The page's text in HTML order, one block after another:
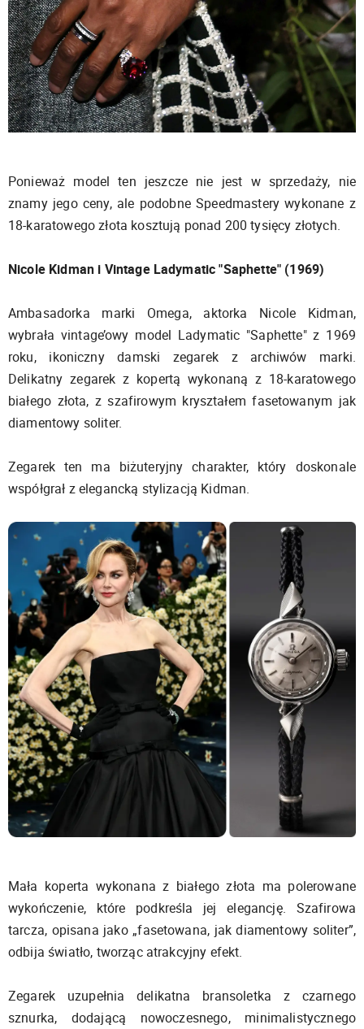
Ponieważ model ten jeszcze nie jest w sprzedaży, nie
znamy jego ceny, ale podobne Speedmastery wykonane z
18-karatowego złota kosztują ponad 200 tysięcy złotych.
Nicole Kidman i Vintage Ladymatic "Saphette" (1969)
Ambasadorka marki Omega, aktorka Nicole Kidman,
wybrała vintage’owy model Ladymatic "Saphette" z 1969
roku, ikoniczny damski zegarek z archiwów marki.
Delikatny zegarek z kopertą wykonaną z 18-karatowego
białego złota, z szafirowym kryształem fasetowanym jak
diamentowy soliter.
Zegarek ten ma biżuteryjny charakter, który doskonale
współgrał z elegancką stylizacją Kidman.
Mała koperta wykonana z białego złota ma polerowane
wykończenie, które podkreśla jej elegancję. Szafirowa
tarcza, opisana jako „fasetowana, jak diamentowy soliter”,
odbija światło, tworząc atrakcyjny efekt.
Zegarek uzupełnia delikatna bransoletka z czarnego
sznurka, dodającą nowoczesnego, minimalistycznego